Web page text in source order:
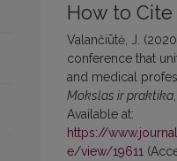
How to Cite
Valančiūtė, J.
conference that
and medical
Mokslas ir praktika
Available at:
https://
e/view/19611